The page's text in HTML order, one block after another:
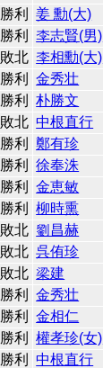
勝利 姜 勳(大)
勝利 李志賢(男)
敗北 李相勳(大)
勝利 金秀壮
勝利 朴勝文
敗北 中根直行
勝利 鄭有珍
勝利 徐奉洙
勝利 金恵敏
勝利 柳時熏
敗北 劉昌赫
敗北 呉侑珍
敗北 梁建
勝利 金秀壮
勝利 金相仁
勝利 權孝珍(女)
勝利 中根直行